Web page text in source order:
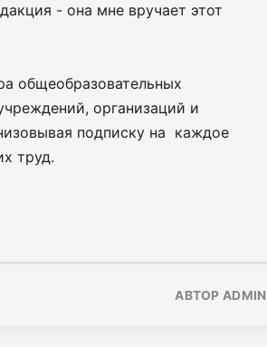
- она мне вручает этот
общеобразовательных
организаций и
подписку на каждое
труд.
АВТОР ADMIN